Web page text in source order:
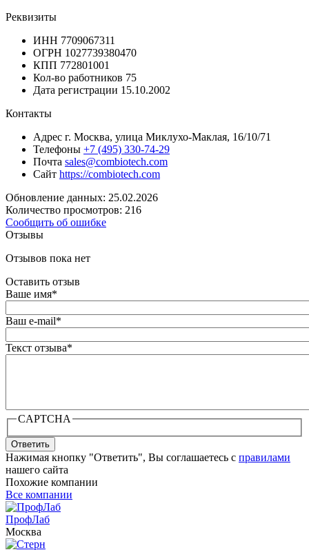
Реквизиты
ИНН 7709067311
ОГРН 1027739380470
КПП 772801001
Кол-во работников 75
Дата регистрации 15.10.2002
Контакты
Адрес г. Москва, улица Миклухо-Маклая, 16/10/71
Телефоны +7 (495) 330-74-29
Почта sales@combiotech.com
Сайт https://combiotech.com
Обновление данных: 25.02.2026
Количество просмотров: 216
Сообщить об ошибке
Отзывы
Отзывов пока нет
Оставить отзыв
Ваше имя*
Ваш e-mail*
Текст отзыва*
CAPTCHA
Ответить
Нажимая кнопку "Ответить", Вы соглашаетесь с правилами
нашего сайта
Похожие компании
Все компании
ПрофЛаб
Москва